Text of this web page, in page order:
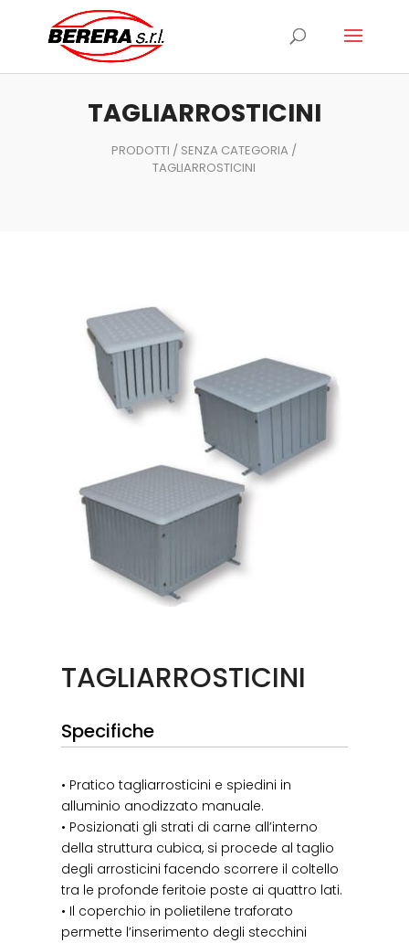
prodotti
TAGLIARROSTICINI
PRODOTTI / SENZA CATEGORIA /
TAGLIARROSTICINI
TAGLIARROSTICINI
Specifiche
• Pratico tagliarrosticini e spiedini in
alluminio anodizzato manuale.
• Posizionati gli strati di carne all’interno
della struttura cubica, si procede al taglio
degli arrosticini facendo scorrere il coltello
tra le profonde feritoie poste ai quattro lati.
• Il coperchio in polietilene traforato
permette l’inserimento degli stecchini